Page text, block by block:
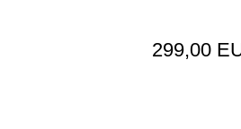
299,00